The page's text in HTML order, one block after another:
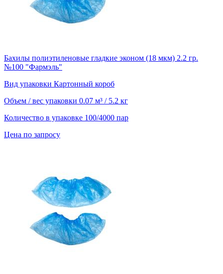
Бахилы полиэтиленовые гладкие эконом (18 мкм) 2.2 гр.
№100 "Фармэль"
Вид упаковки Картонный короб
Объем / вес упаковки 0.07 м³ / 5.2 кг
Количество в упаковке 100/4000 пар
Цена по запросу